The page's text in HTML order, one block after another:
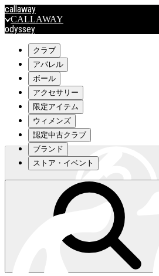
callaway
CALLAWAY
odyssey
travismathew
outlet
OUTLET
キャロウェイアパレルはこちら>>>
キャロウェイアパレルはこちら>>>
クラブ
アパレル
ボール
アクセサリー
限定アイテム
ウィメンズ
認定中古クラブ
ブランド
ストア・イベント